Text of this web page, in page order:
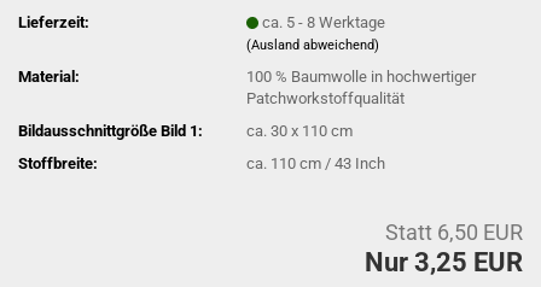
Lieferzeit:
ca. 5 - 8 Werktage
(Ausland abweichend)
Material:
100 % Baumwolle in hochwertiger
Patchworkstoffqualität
Bildausschnittgröße Bild 1:
ca. 30 x 110 cm
Stoffbreite:
ca. 110 cm / 43 Inch
Statt 6,50 EUR
Nur 3,25 EUR